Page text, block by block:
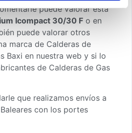
puede valorar esta
Icompact 30/30 F o en
puede valorar otros
marca de Calderas de
Baxi en nuestra web y si lo
de Calderas de Gas
que realizamos envíos a
con los portes